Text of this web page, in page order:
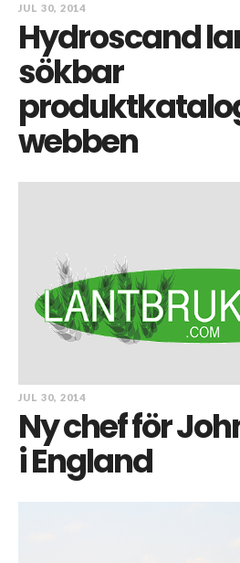
JUL 30, 2014
Hydroscand
sökbar
webben
JUL 30, 2014
Ny chef för
i England